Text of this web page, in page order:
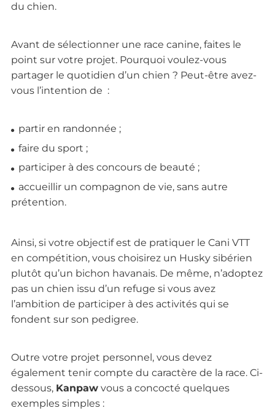
du chien.
Avant de sélectionner une race canine, faites le
point sur votre projet. Pourquoi voulez-vous
partager le quotidien d’un chien ? Peut-être avez-
vous l’intention de :
partir en randonnée ;
faire du sport ;
participer à des concours de beauté ;
accueillir un compagnon de vie, sans autre
prétention.
Ainsi, si votre objectif est de pratiquer le Cani VTT
en compétition, vous choisirez un Husky sibérien
plutôt qu’un bichon havanais. De même, n’adoptez
pas un chien issu d’un refuge si vous avez
l’ambition de participer à des activités qui se
fondent sur son pedigree.
Outre votre projet personnel, vous devez
également tenir compte du caractère de la race. Ci-
dessous, Kanpaw vous a concocté quelques
exemples simples :